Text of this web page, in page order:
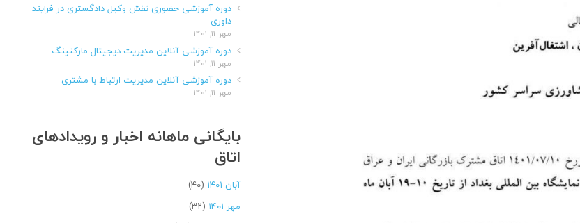
دوره آموزشی حضوری نقش وکیل دادگستری در فرایند
داوری
مهر ۱۱, ۱۴۰۱
دوره آموزشی آنلاین مدیریت دیجیتال مارکتینگ
مهر ۱۱, ۱۴۰۱
دوره آموزشی آنلاین مدیریت ارتباط با مشتری
مهر ۱۱, ۱۴۰۱
بایگانی ماهانه اخبار و رویدادهای
اتاق
آبان ۱۴۰۱
(۴۰)
مهر ۱۴۰۱
(۳۲)